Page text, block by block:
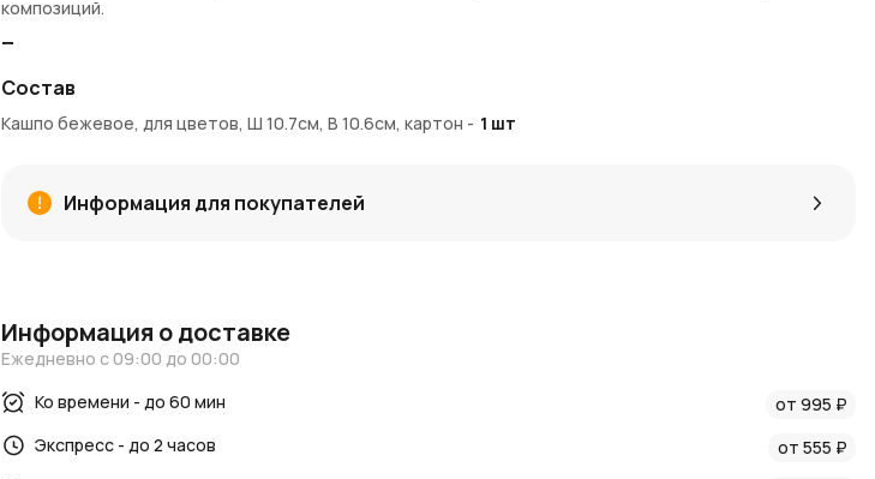
композиций.
Преимущества:
Элегантный персиковый цвет, который добавит тепла и уюта
Качественный картон, устойчивый к внешним воздействиям
Идеальные размеры для небольших растений
Покупка и доставка:
Читайте новости AzaliaNowи вдохновляйтесь новыми идеями для декора в
флористике.
AzaliaNow гарантирует высокое качество продукции и индивидуальный подход к каждому клиенту.
Состав
Кашпо бежевое, для цветов, Ш 10.7см, В 10.6см, картон - 1 шт
Информация для покупателей
Информация о доставке
Ежедневно с 09:00 до 00:00
Ко времени - до 60 мин
от 995 ₽
Экспресс - до 2 часов
от 555 ₽